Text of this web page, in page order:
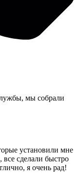
мы собрали
установили мне
сделали быстро
я очень рад!